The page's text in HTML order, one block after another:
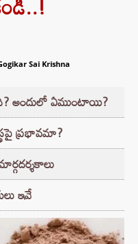
Sai Krishna
అందులో ఏముంటాయి?
ప్రభావమా?
ఇవే